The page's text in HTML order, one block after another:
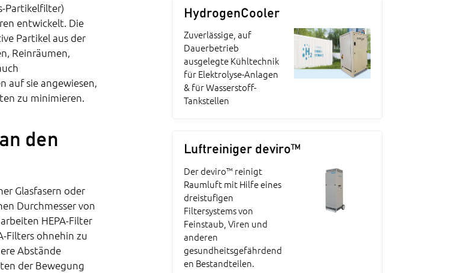
Partikelfilter)
entwickelt. Die
Partikel aus der
Reinräumen,
auf sie angewiesen,
zu minimieren.
den
Glasfasern oder
Durchmesser von
HEPA-Filter
Filters ohnehin zu
Abstände
der Bewegung
HydrogenCooler
Zuverlässige, auf
Dauerbetrieb
ausgelegte Kühltechnik
für Elektrolyse-Anlagen
& für Wasserstoff-
Tankstellen
Luftreiniger deviro™
Der deviro™ reinigt
Raumluft mit Hilfe eines
dreistufigen
Filtersystems von
Feinstaub, Viren und
anderen
gesundheitsgefährdend
en Bestandteilen.